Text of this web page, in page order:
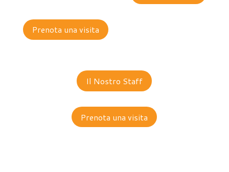
Prenota una visita
Il Nostro Staff
Prenota una visita